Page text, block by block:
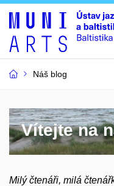
Náš blog
Vítejte na
Milý čtenáři, milá